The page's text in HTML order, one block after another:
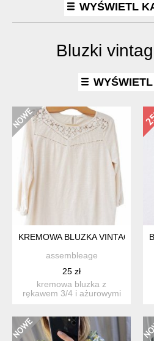
WYŚWIETL
Bluzki
KREMOWA BLUZKA VINTAGE Z
assembleage
25 zł
kremowa bluzka z
rękawem 3/4 i ażurowymi